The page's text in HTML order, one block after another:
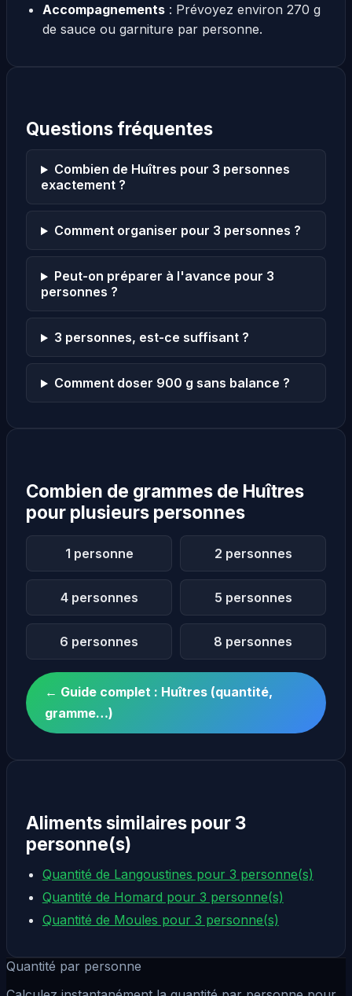
Accompagnements: Prévoyez environ 270 g
de sauce ou garniture par personne.
Questions fréquentes
Combien de Huîtres pour 3 personnes
exactement ?
Comment organiser pour 3 personnes ?
Peut-on préparer à l'avance pour 3
personnes ?
3 personnes, est-ce suffisant ?
Comment doser 900 g sans balance ?
Combien de grammes de Huîtres
pour plusieurs personnes
1 personne 2 personnes
4 personnes 5 personnes
6 personnes 8 personnes
← Guide complet : Huîtres (quantité,
gramme…)
Aliments similaires pour 3
personne(s)
Quantité de Langoustines pour 3 personne(s)
Quantité de Homard pour 3 personne(s)
Quantité de Moules pour 3 personne(s)
Quantité par personne